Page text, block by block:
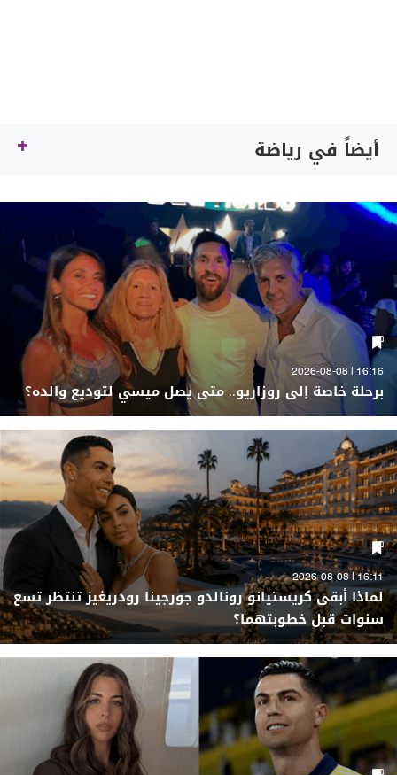
أيضاً في رياضة
16:16 | 2026-08-08
برحلة خاصة إلى روزاريو.. متى يصل ميسي لتوديع والده؟
16:11 | 2026-08-08
لماذا أبقى كريستيانو رونالدو جورجينا رودريغيز تنتظر تسع
سنوات قبل خطوبتهما؟